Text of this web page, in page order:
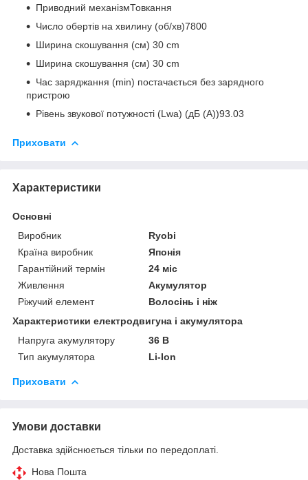
Приводний механізмТовкання
Число обертів на хвилину (об/хв)7800
Ширина скошування (см) 30 cm
Ширина скошування (см) 30 cm
Час заряджання (min) постачається без зарядного
пристрою
Рівень звукової потужності (Lwa) (дБ (А))93.03
Приховати
Характеристики
Основні
Виробник
Ryobi
Країна виробник
Японія
Гарантійний термін
24 міс
Живлення
Акумулятор
Ріжучий елемент
Волосінь і ніж
Характеристики електродвигуна і акумулятора
Напруга акумулятору
36 В
Тип акумулятора
Li-Ion
Приховати
Умови доставки
Доставка здійснюється тільки по передоплаті.
Нова Пошта